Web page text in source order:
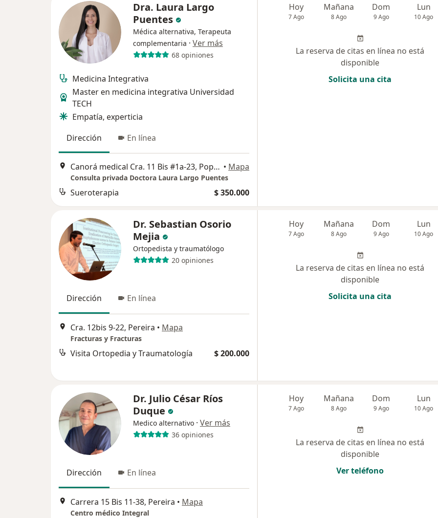
Dra. Laura Largo
Puentes
Médica alternativa, Terapeuta
complementaria · Ver más
68 opiniones
Medicina Integrativa
Master en medicina integrativa Universidad
TECH
Empatía, experticia
Dirección
En línea
Canorá medical Cra. 11 Bis #1a-23, Popular Modelo, Pereira, Risaralda, Pereira • Mapa
Consulta privada Doctora Laura Largo Puentes
Sueroterapia $ 350.000
Hoy
7 Ago
Mañana
8 Ago
Dom
9 Ago
Lun
10 Ago
La reserva de citas en línea no está
disponible
Solicita una cita
Dr. Sebastian Osorio
Mejia
Ortopedista y traumatólogo
20 opiniones
Dirección En línea
Cra. 12bis 9-22, Pereira • Mapa
Fracturas y Fracturas
Visita Ortopedia y Traumatología $ 200.000
Hoy
7 Ago
Mañana
8 Ago
Dom
9 Ago
Lun
10 Ago
La reserva de citas en línea no está
disponible
Solicita una cita
Dr. Julio César Ríos
Duque
Medico alternativo · Ver más
36 opiniones
Dirección En línea
Carrera 15 Bis 11-38, Pereira • Mapa
Centro médico Integral
Hoy
7 Ago
Mañana
8 Ago
Dom
9 Ago
Lun
10 Ago
La reserva de citas en línea no está
disponible
Ver teléfono